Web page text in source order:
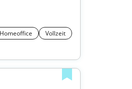
Homeoffice Vollzeit